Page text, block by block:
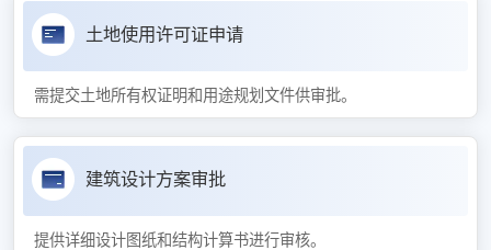
土地使用许可证申请
需提交土地所有权证明和用途规划文件供审批。
建筑设计方案审批
提供详细设计图纸和结构计算书进行审核。